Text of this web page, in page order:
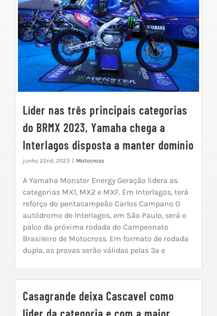
Líder nas três principais categorias
do BRMX 2023, Yamaha chega a
Interlagos disposta a manter domínio
junho 22nd, 2023 Motocross
A Yamaha Monster Energy Geração lidera as
categorias MX1, MX2 e MXF. Em Interlagos, terá
reforço do pentacampeão Carlos Campano O
autódromo de Interlagos, em São Paulo, será o
palco da próxima rodada do Campeonato
Brasileiro de Motocross. Em formato de rodada
dupla, as provas serão válidas pelas 3ª e
Casagrande deixa Cascavel como